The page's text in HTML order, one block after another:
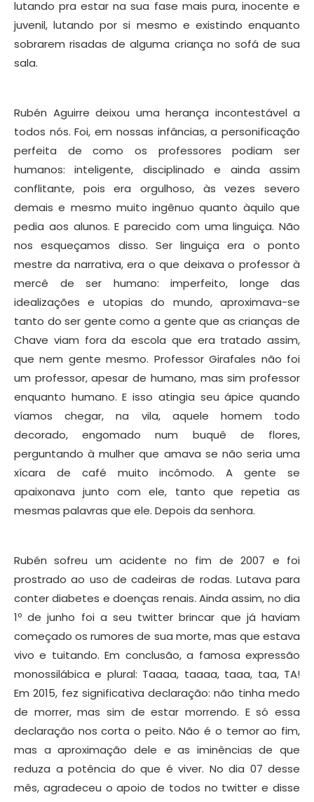
lutando pra estar na sua fase mais pura, inocente e
juvenil, lutando por si mesmo e existindo enquanto
sobrarem risadas de alguma criança no sofá de sua
sala.
Rubén Aguirre deixou uma herança incontestável a
todos nós. Foi, em nossas infâncias, a personificação
perfeita de como os professores podiam ser
humanos: inteligente, disciplinado e ainda assim
conflitante, pois era orgulhoso, às vezes severo
demais e mesmo muito ingênuo quanto àquilo que
pedia aos alunos. E parecido com uma linguiça. Não
nos esqueçamos disso. Ser linguiça era o ponto
mestre da narrativa, era o que deixava o professor à
mercê de ser humano: imperfeito, longe das
idealizações e utopias do mundo, aproximava-se
tanto do ser gente como a gente que as crianças de
Chave viam fora da escola que era tratado assim,
que nem gente mesmo. Professor Girafales não foi
um professor, apesar de humano, mas sim professor
enquanto humano. E isso atingia seu ápice quando
víamos chegar, na vila, aquele homem todo
decorado, engomado num buquê de flores,
perguntando à mulher que amava se não seria uma
xícara de café muito incômodo. A gente se
apaixonava junto com ele, tanto que repetia as
mesmas palavras que ele. Depois da senhora.
Rubén sofreu um acidente no fim de 2007 e foi
prostrado ao uso de cadeiras de rodas. Lutava para
conter diabetes e doenças renais. Ainda assim, no dia
1º de junho foi a seu twitter brincar que já haviam
começado os rumores de sua morte, mas que estava
vivo e tuitando. Em conclusão, a famosa expressão
monossilábica e plural: Taaaa, taaaa, taaa, taa, TA!
Em 2015, fez significativa declaração: não tinha medo
de morrer, mas sim de estar morrendo. E só essa
declaração nos corta o peito. Não é o temor ao fim,
mas a aproximação dele e as iminências de que
reduza a potência do que é viver. No dia 07 desse
mês, agradeceu o apoio de todos no twitter e disse